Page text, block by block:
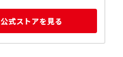
式ストアを見る